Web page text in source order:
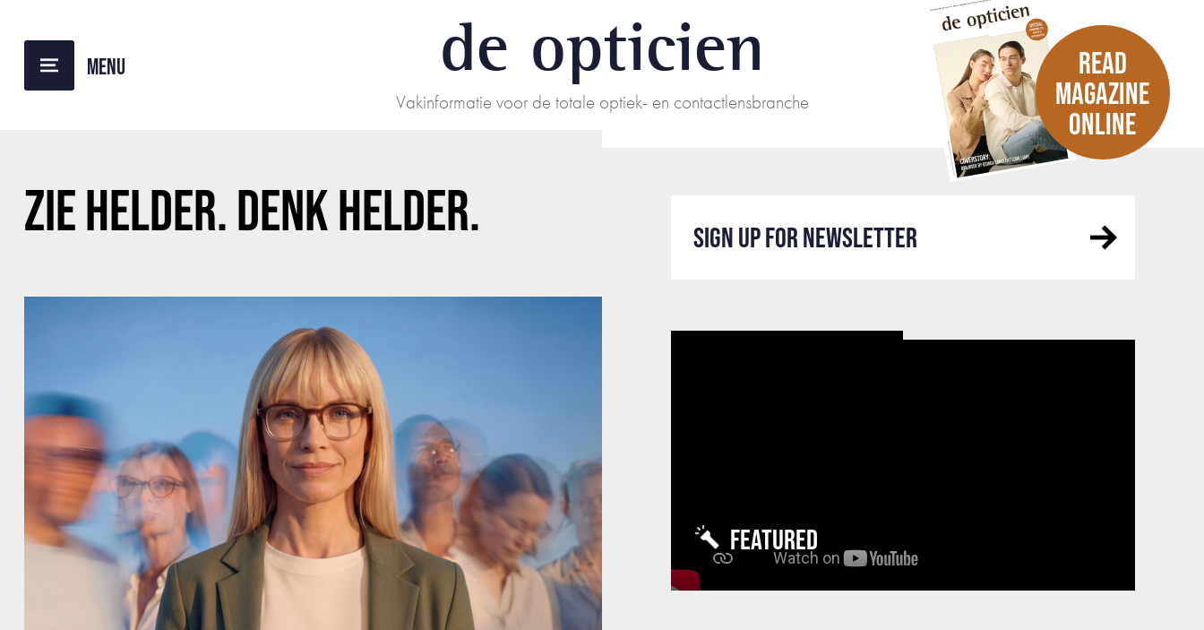
de opticien
Vakinformatie voor de totale optiek- en contactlensbranche
READ
MAGAZINE
ONLINE
ZIE HELDER. DENK HELDER. SIGN UP FOR NEWSLETTER
FEATURED